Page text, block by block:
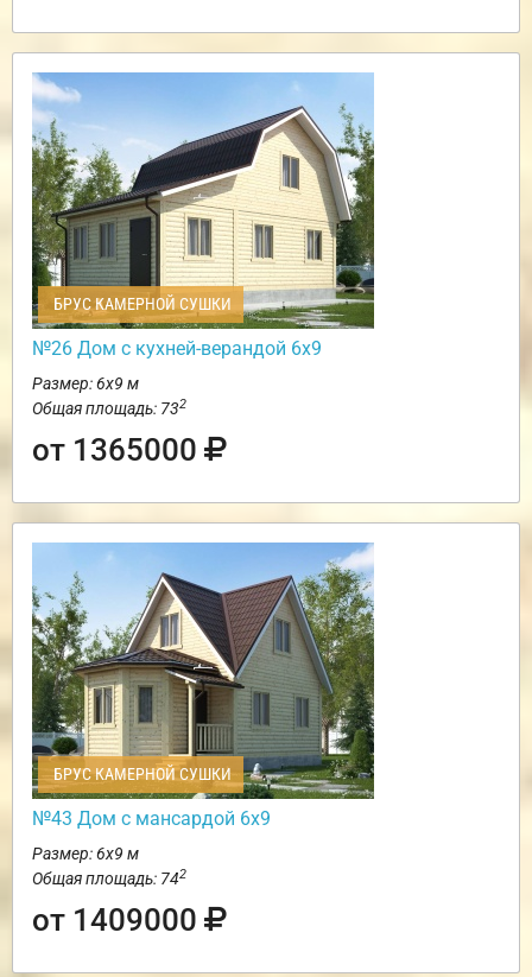
БРУС КАМЕРНОЙ СУШКИ
№26 Дом с кухней-верандой 6х9
Размер: 6х9 м
Общая площадь: 732
от 1365000
БРУС КАМЕРНОЙ СУШКИ
№43 Дом с мансардой 6х9
Размер: 6х9 м
Общая площадь: 742
от 1409000